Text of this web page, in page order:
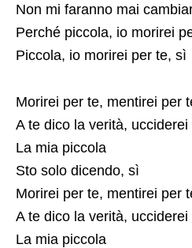
Non mi faranno mai
Perché piccola, io morirei
Piccola, io morirei per te, sì
Morirei per te, mentirei per
A te dico la verità, ucciderei
La mia piccola
Sto solo dicendo, sì
Morirei per te, mentirei per
A te dico la verità, ucciderei
La mia piccola